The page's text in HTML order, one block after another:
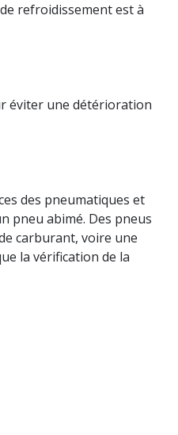
refroidissement est à
éviter une détérioration
des pneumatiques et
pneu abimé. Des pneus
carburant, voire une
la vérification de la